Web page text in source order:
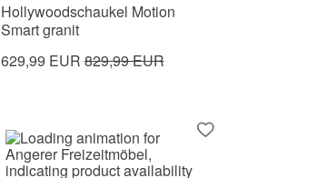
Hollywoodschaukel Motion
Smart granit
629,99 EUR829,99 EUR